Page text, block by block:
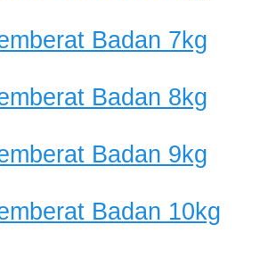
Badan 7kg
Badan 8kg
Badan 9kg
Badan 10kg